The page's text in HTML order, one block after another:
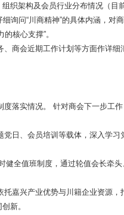
织架构及会员行业分布情况（目
问“川商精神”的具体内涵，对
核心支撑”。
商会近期工作计划等方面作详细
落实情况。 针对商会下一步工
日、会员培训等载体，深入学
健全值班制度，通过轮值会长牵
托嘉兴产业优势与川籍企业资源
新。